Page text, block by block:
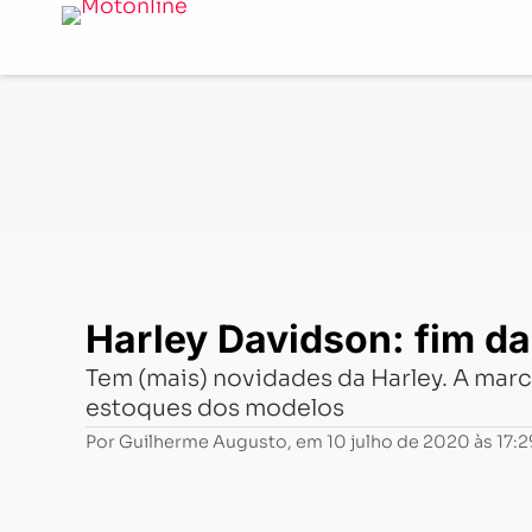
Harley Davidson: fim da linha
Harley Davidson: fim
Tem (mais) novidades da Harley. A
estoques dos modelos
Por Guilherme Augusto, em 10 julho de 2020 às